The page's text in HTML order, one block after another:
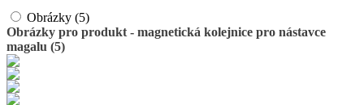
Obrázky (5)
Obrázky pro produkt - magnetická kolejnice pro nástavce
magalu (5)